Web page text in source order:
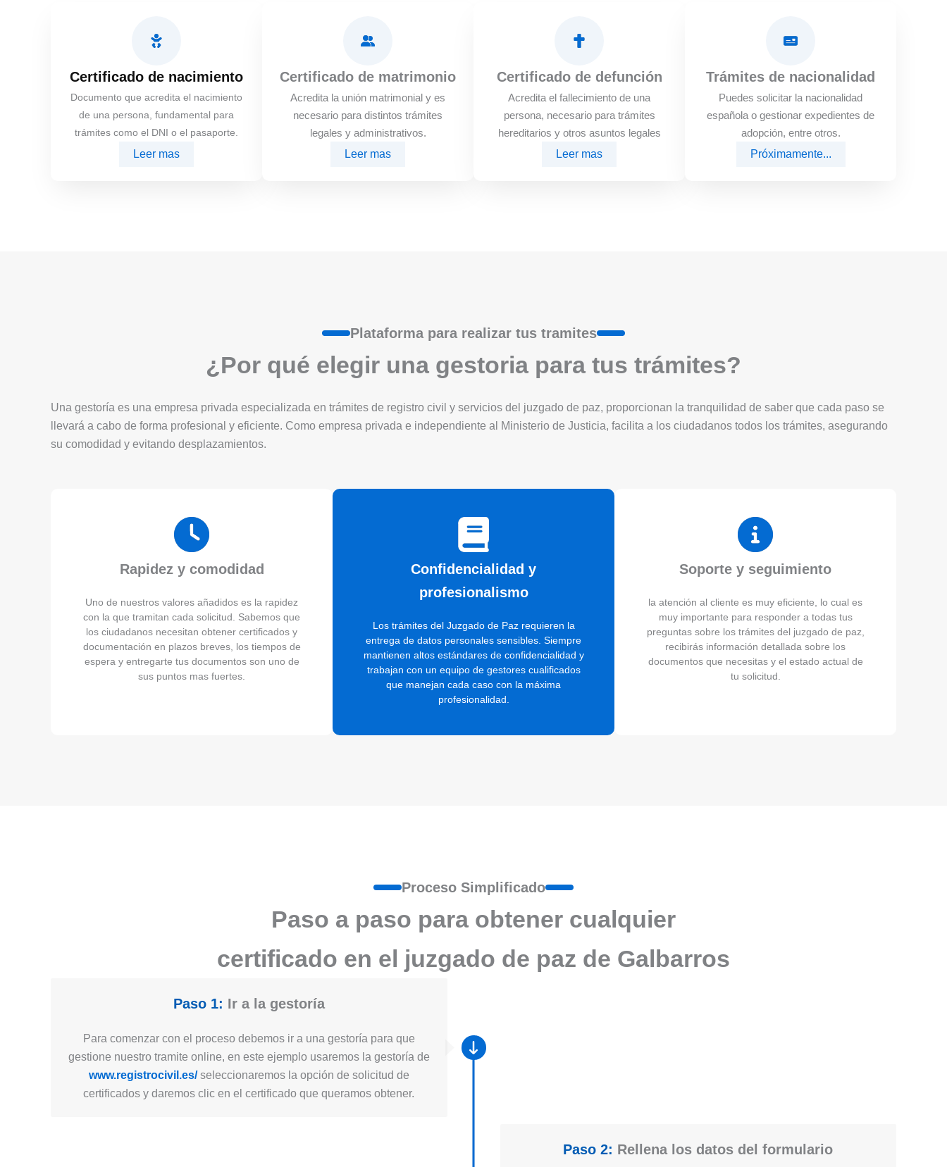
Certificado de nacimiento
Documento que acredita el nacimiento
de una persona, fundamental para
trámites como el DNI o el pasaporte.
Leer mas
Certificado de matrimonio
Acredita la unión matrimonial y es
necesario para distintos trámites
legales y administrativos.
Leer mas
Certificado de defunción
Acredita el fallecimiento de una
persona, necesario para trámites
hereditarios y otros asuntos legales
Leer mas
Trámites de nacionalidad
Puedes solicitar la nacionalidad
española o gestionar expedientes de
adopción, entre otros.
Próximamente...
Plataforma para realizar tus tramites
¿Por qué elegir una gestoria para tus trámites?
Una gestoría es una empresa privada especializada en trámites de registro civil y servicios del juzgado de paz, proporcionan la tranquilidad de saber que cada paso se
llevará a cabo de forma profesional y eficiente. Como empresa privada e independiente al Ministerio de Justicia, facilita a los ciudadanos todos los trámites, asegurando
su comodidad y evitando desplazamientos.
Rapidez y comodidad
Uno de nuestros valores añadidos es la rapidez
con la que tramitan cada solicitud. Sabemos que
los ciudadanos necesitan obtener certificados y
documentación en plazos breves, los tiempos de
espera y entregarte tus documentos son uno de
sus puntos mas fuertes.
Confidencialidad y
profesionalismo
Los trámites del Juzgado de Paz requieren la
entrega de datos personales sensibles. Siempre
mantienen altos estándares de confidencialidad y
trabajan con un equipo de gestores cualificados
que manejan cada caso con la máxima
profesionalidad.
Soporte y seguimiento
la atención al cliente es muy eficiente, lo cual es
muy importante para responder a todas tus
preguntas sobre los trámites del juzgado de paz,
recibirás información detallada sobre los
documentos que necesitas y el estado actual de
tu solicitud.
Proceso Simplificado
Paso a paso para obtener cualquier
certificado en el juzgado de paz de Galbarros
Paso 1: Ir a la gestoría
Para comenzar con el proceso debemos ir a una gestoría para que
gestione nuestro tramite online, en este ejemplo usaremos la gestoría de
www.registrocivil.es/seleccionaremos la opción de solicitud de
certificados y daremos clic en el certificado que queramos obtener.
Paso 2: Rellena los datos del formulario